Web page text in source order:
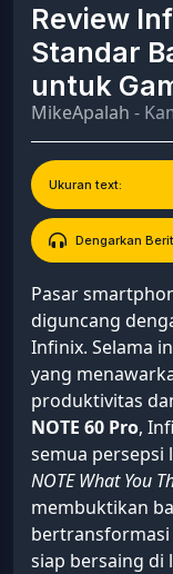
Review
Standar
untuk
MikeApalah -
Ukuran text:
Dengarkan
Pasar
diguncang
Infinix. Selama
yang
produktivitas
NOTE 60 Pro,
semua persepsi
NOTE What You
membuktikan
siap bersaing di